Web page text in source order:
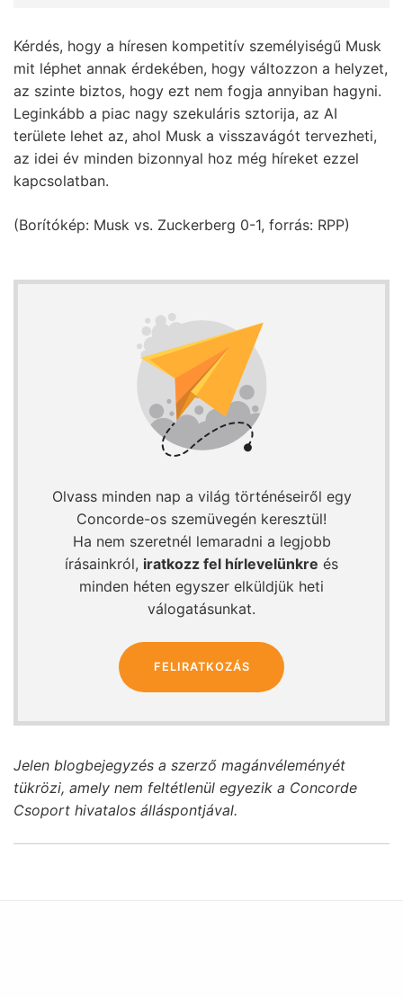
Kérdés, hogy a híresen kompetitív személyiségű Musk
mit léphet annak érdekében, hogy változzon a helyzet,
az szinte biztos, hogy ezt nem fogja annyiban hagyni.
Leginkább a piac nagy szekuláris sztorija, az AI
területe lehet az, ahol Musk a visszavágót tervezheti,
az idei év minden bizonnyal hoz még híreket ezzel
kapcsolatban.
(Borítókép: Musk vs. Zuckerberg 0-1, forrás: RPP)
Olvass minden nap a világ történéseiről egy
Concorde-os szemüvegén keresztül!
Ha nem szeretnél lemaradni a legjobb
írásainkról, iratkozz fel hírlevelünkre és
minden héten egyszer elküldjük heti
válogatásunkat.
FELIRATKOZÁS
Jelen blogbejegyzés a szerző magánvéleményét
tükrözi, amely nem feltétlenül egyezik a Concorde
Csoport hivatalos álláspontjával.